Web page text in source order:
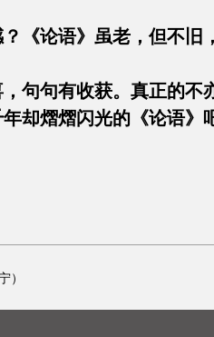
论语》虽老，但不旧
句句有收获。真正的不
却熠熠闪光的《论语》
）